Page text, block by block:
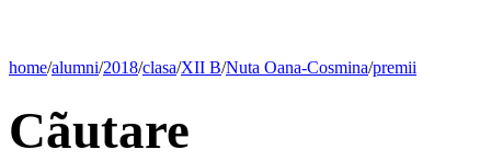
home/alumni/2018/clasa/XII B/Nuta Oana-Cosmina/premii
Cãutare